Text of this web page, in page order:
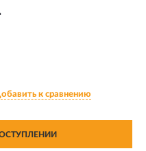
к сравнению